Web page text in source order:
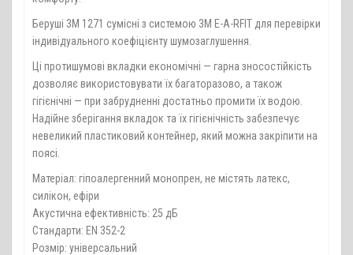
Беруші 3M 1271 сумісні з системою 3М Е-А-RFIT для перевірки
індивідуального коефіцієнту шумозаглушення.
Ці протишумові вкладки економічні — гарна зносостійкість
дозволяє використовувати їх багаторазово, а також
гігієнічні — при забрудненні достатньо промити їх водою.
Надійне зберігання вкладок та їх гігієнічність забезпечує
невеликий пластиковий контейнер, який можна закріпити на
поясі.
Матеріал: гіпоалергенний монопрен, не містять латекс,
силікон, ефіри
Акустична ефективність: 25 дБ
Стандарти: EN 352-2
Розмір: універсальний